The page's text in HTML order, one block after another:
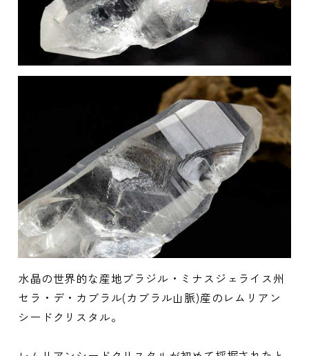
水晶の世界的な産地ブラジル・ミナスジェライス州
セラ・デ・カブラル(カブラル山脈)産のレムリアン
シードクリスタル。